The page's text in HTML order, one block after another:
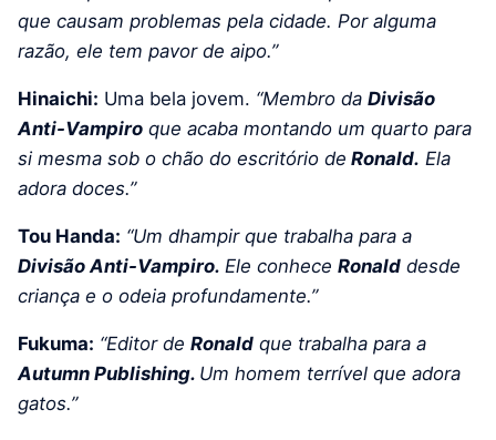
que causam problemas pela cidade. Por alguma
razão, ele tem pavor de aipo.”
Hinaichi: Uma bela jovem. “Membro da Divisão
Anti-Vampiro que acaba montando um quarto para
si mesma sob o chão do escritório de Ronald. Ela
adora doces.”
Tou Handa: “Um dhampir que trabalha para a
Divisão Anti-Vampiro. Ele conhece Ronald desde
criança e o odeia profundamente.”
Fukuma: “Editor de Ronald que trabalha para a
Autumn Publishing. Um homem terrível que adora
gatos.”